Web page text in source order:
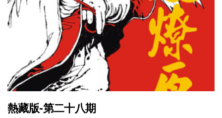
熱藏版-第二十八期